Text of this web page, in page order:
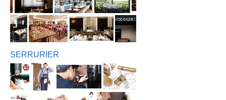
SERRURIER